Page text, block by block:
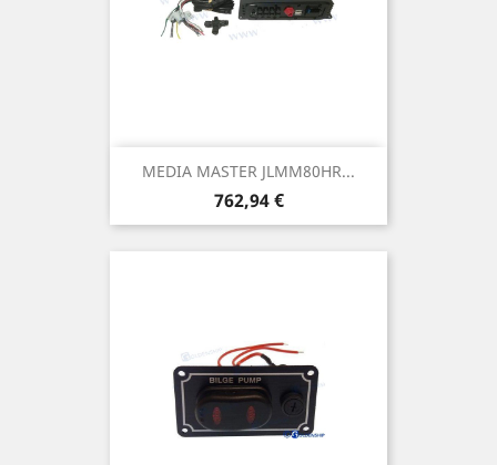
MEDIA MASTER JLMM80HR...
Prix
762,94 €